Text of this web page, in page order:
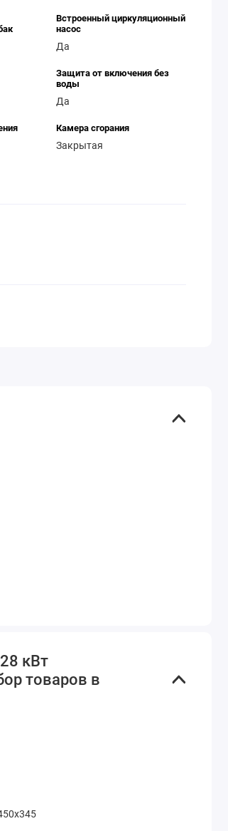
Встроенный циркуляционный
насос
Да
Защита от включения без
воды
Да
Камера сгорания
Закрытая
кВт
товаров в